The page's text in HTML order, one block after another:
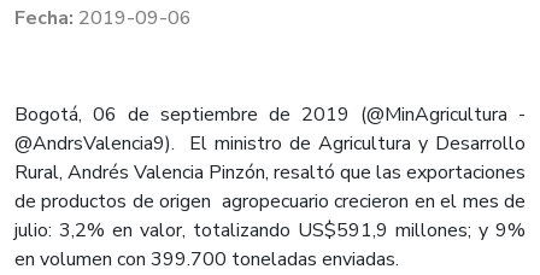
2019-09-06
Bogotá, 06 de septiembre de 2019 (@MinAgricultura -
@AndrsValencia9). El ministro de Agricultura y Desarrollo
Rural, Andrés Valencia Pinzón, resaltó que las exportaciones
de productos de origen agropecuario crecieron en el mes de
julio: 3,2% en valor, totalizando US$591,9 millones; y 9%
en volumen con 399.700 toneladas enviadas.